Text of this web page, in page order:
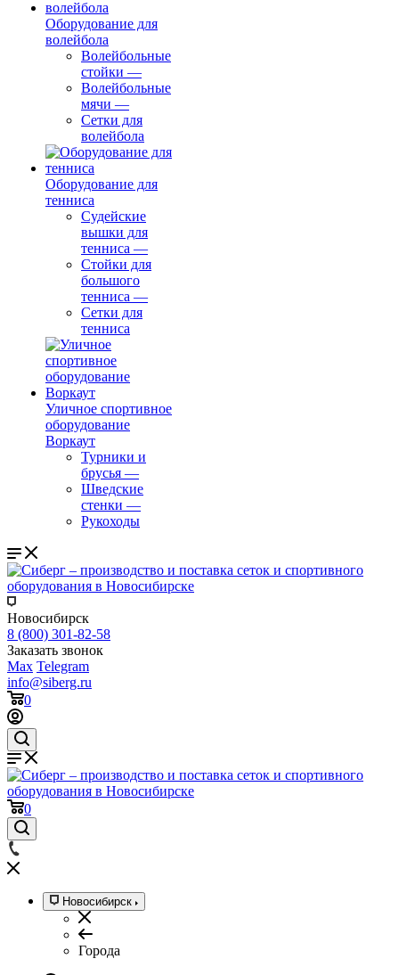
Оборудование для
волейбола
Волейбольные
стойки —
Волейбольные
мячи —
Сетки для
волейбола
Оборудование для
тенниса
Судейские
вышки для
тенниса —
Стойки для
большого
тенниса —
Сетки для
тенниса
Уличное спортивное
оборудование
Воркаут
Турники и
брусья —
Шведские
стенки —
Рукоходы
Новосибирск
8 (800) 301-82-58
Заказать звонок
Max Telegram
info@siberg.ru
0
0
Новосибирск
Города